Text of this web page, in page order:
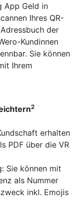
App Geld in
Ihres QR-
der
Kundinnen
Sie können
Ihrem
2
erhalten
PDF über die VR
Sie können mit
als Nummer
inkl. Emojis